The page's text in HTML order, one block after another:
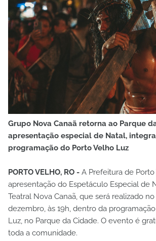
Grupo Nova Canaã retorna ao Parque
apresentação especial de Natal,
programação do Porto Velho Luz
PORTO VELHO, RO - A Prefeitura de
apresentação do Espetáculo Especial de
Teatral Nova Canaã, que será realizado
dezembro, às 19h, dentro da
Luz, no Parque da Cidade. O evento é
toda a comunidade.